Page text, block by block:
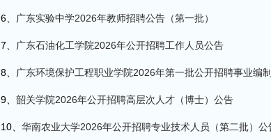
6、 广东实验中学2026年教师招聘公告（第一批）
7、 广东石油化工学院2026年公开招聘工作人员公告
8、 广东环境保护工程职业学院2026年第一批公开招聘事业编
9、 韶关学院2026年公开招聘高层次人才（博士）公告
10、 华南农业大学2026年公开招聘专业技术人员（第二批）公